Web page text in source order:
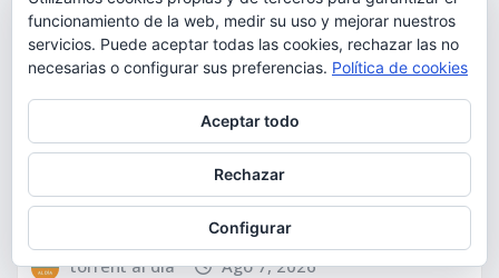
Bonaire convierte el eclipse
solar en una experiencia única
con música, espectáculo y
actividades para toda la familia
torrent al dia Ago 7, 2026
funcionamiento de la web, medir su uso y mejorar nuestros
servicios. Puede aceptar todas las cookies, rechazar las no
necesarias o configurar sus preferencias. Política de cookies
Aceptar todo
Rechazar
Configurar
Para obtener más información, incluido cómo gestionar las cookies,